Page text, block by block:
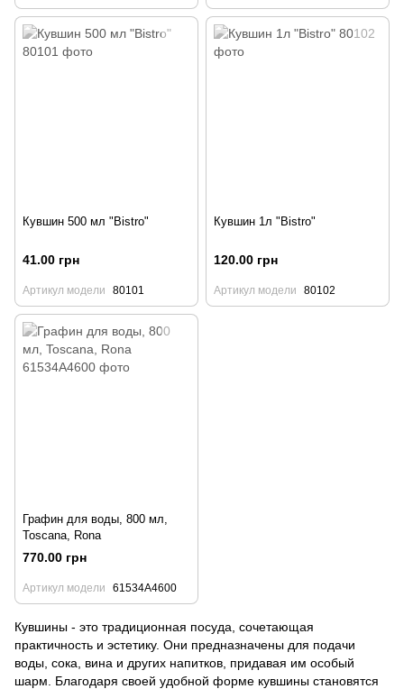
Кувшин 500 мл "Bistro"
41.00 грн
Артикул модели 80101
Кувшин 1л "Bistro"
120.00 грн
Артикул модели 80102
Графин для воды, 800 мл,
Toscana, Rona
770.00 грн
Артикул модели 61534А4600
Кувшины - это традиционная посуда, сочетающая
практичность и эстетику. Они предназначены для подачи
воды, сока, вина и других напитков, придавая им особый
шарм. Благодаря своей удобной форме кувшины становятся